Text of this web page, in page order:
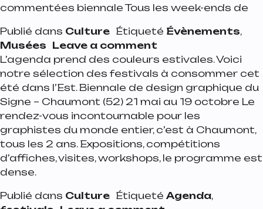
commentées biennale Tous les week-ends de
Publié dans Culture Étiqueté Évènements,
Musées Leave a comment
L’agenda prend des couleurs estivales. Voici
notre sélection des festivals à consommer cet
été dans l’Est. Biennale de design graphique du
Signe – Chaumont (52) 21 mai au 19 octobre Le
rendez-vous incontournable pour les
graphistes du monde entier, c’est à Chaumont,
tous les 2 ans. Expositions, compétitions
d’affiches, visites, workshops, le programme est
dense.
Publié dans Culture Étiqueté Agenda,